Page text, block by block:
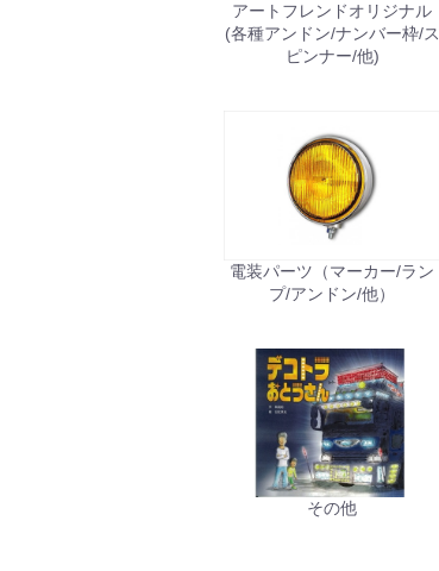
アートフレンドオリジナル
(各種アンドン/ナンバー枠/ス
ピンナー/他)
電装パーツ（マーカー/ラン
プ/アンドン/他）
その他